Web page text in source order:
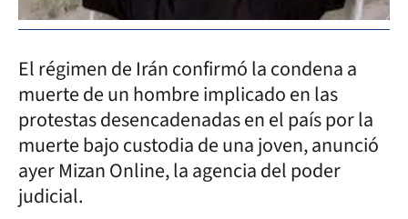
El régimen de Irán confirmó la condena a
muerte de un hombre implicado en las
protestas desencadenadas en el país por la
muerte bajo custodia de una joven, anunció
ayer Mizan Online, la agencia del poder
judicial.